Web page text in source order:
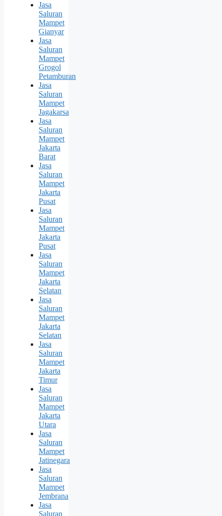
Jasa
Saluran
Mampet
Gianyar
Jasa
Saluran
Mampet
Grogol
Petamburan
Jasa
Saluran
Mampet
Jagakarsa
Jasa
Saluran
Mampet
Jakarta
Barat
Jasa
Saluran
Mampet
Jakarta
Pusat
Jasa
Saluran
Mampet
Jakarta
Pusat
Jasa
Saluran
Mampet
Jakarta
Selatan
Jasa
Saluran
Mampet
Jakarta
Selatan
Jasa
Saluran
Mampet
Jakarta
Timur
Jasa
Saluran
Mampet
Jakarta
Utara
Jasa
Saluran
Mampet
Jatinegara
Jasa
Saluran
Mampet
Jembrana
Jasa
Saluran